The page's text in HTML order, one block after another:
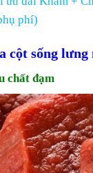
phí)
cột sống lưng
chất đạm